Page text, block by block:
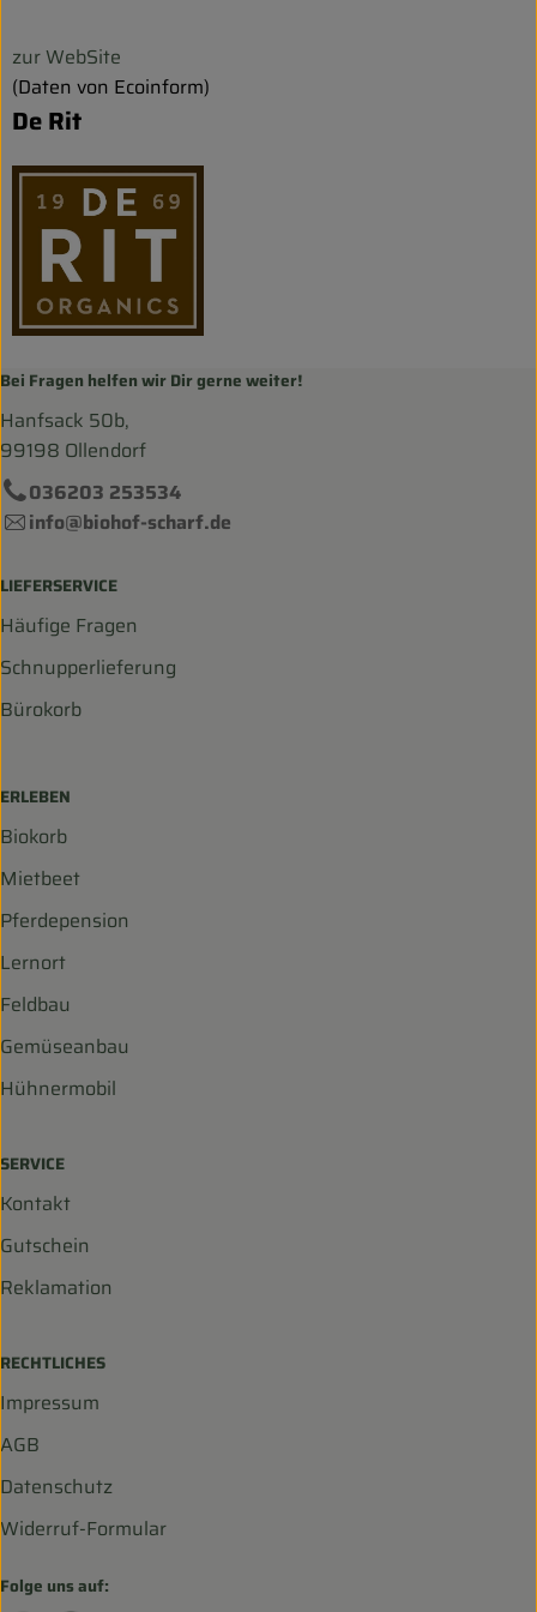
zur WebSite
(Daten von Ecoinform)
De Rit
Bei Fragen helfen wir Dir gerne weiter!
Hanfsack 50b,
99198 Ollendorf
036203 253534
info@biohof-scharf.de
LIEFERSERVICE
Häufige Fragen
Schnupperlieferung
Bürokorb
ERLEBEN
Biokorb
Mietbeet
Pferdepension
Lernort
Feldbau
Gemüseanbau
Hühnermobil
SERVICE
Kontakt
Gutschein
Reklamation
RECHTLICHES
Impressum
AGB
Datenschutz
Widerruf-Formular
Folge uns auf: